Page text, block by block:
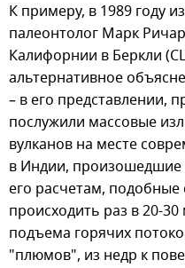
К примеру, в 1989 году
палеонтолог Марк
Калифорнии в Беркли
альтернативное
– в его представлении,
послужили массовые
вулканов на месте
в Индии,
его расчетам,
происходить раз в 20-
подъема горячих
"плюмов", из недр к